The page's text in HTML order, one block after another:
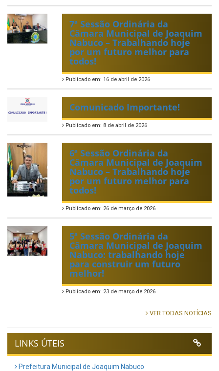
7ª Sessão Ordinária da
Câmara Municipal de Joaquim
Nabuco – Trabalhando hoje
por um futuro melhor para
todos!
Publicado em: 16 de abril de 2026
Comunicado Importante!
Publicado em: 8 de abril de 2026
6ª Sessão Ordinária da
Câmara Municipal de Joaquim
Nabuco – Trabalhando hoje
por um futuro melhor para
todos!
Publicado em: 26 de março de 2026
5ª Sessão Ordinária da
Câmara Municipal de Joaquim
Nabuco: trabalhando hoje
para construir um futuro
melhor!
Publicado em: 23 de março de 2026
VER TODAS NOTÍCIAS
LINKS ÚTEIS
Prefeitura Municipal de Joaquim Nabuco